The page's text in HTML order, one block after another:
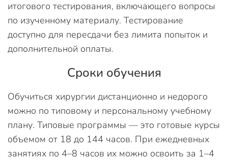
итогового тестирования, включающего вопросы
по изученному материалу. Тестирование
доступно для пересдачи без лимита попыток и
дополнительной оплаты.
Сроки обучения
Обучиться хирургии дистанционно и недорого
можно по типовому и персональному учебному
плану. Типовые программы — это готовые курсы
объемом от 18 до 144 часов. При ежедневных
занятиях по 4–8 часов их можно освоить за 1–4